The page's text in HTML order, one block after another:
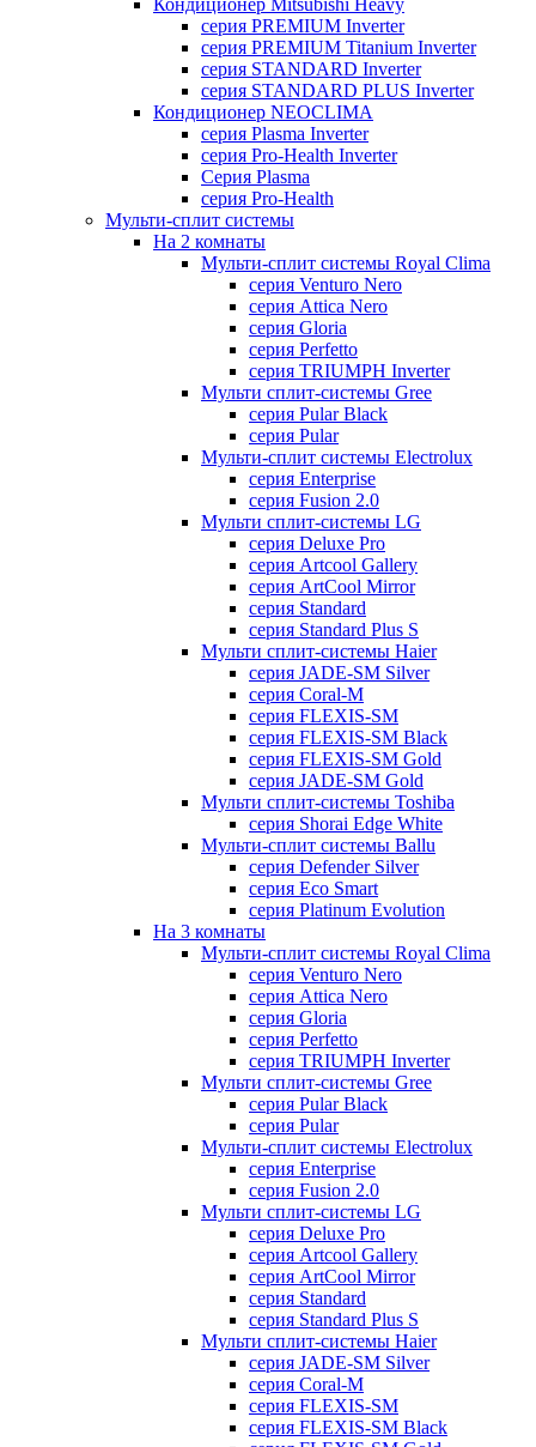
Кондиционер Mitsubishi Heavy
серия PREMIUM Inverter
серия PREMIUM Titanium Inverter
серия STANDARD Inverter
серия STANDARD PLUS Inverter
Кондиционер NEOCLIMA
серия Plasma Inverter
серия Pro-Health Inverter
Cерия Plasma
серия Pro-Health
Мульти-сплит системы
На 2 комнаты
Мульти-сплит системы Royal Clima
серия Venturo Nero
серия Attica Nero
серия Gloria
серия Perfetto
серия TRIUMPH Inverter
Мульти сплит-системы Gree
серия Pular Black
серия Pular
Мульти-сплит системы Electrolux
серия Enterprise
серия Fusion 2.0
Мульти сплит-системы LG
серия Deluxe Pro
серия Artcool Gallery
серия ArtCool Mirror
серия Standard
серия Standard Plus S
Мульти сплит-системы Haier
серия JADE-SM Silver
серия Coral-M
серия FLEXIS-SM
серия FLEXIS-SM Black
серия FLEXIS-SM Gold
серия JADE-SM Gold
Мульти сплит-системы Toshiba
серия Shorai Edge White
Мульти-сплит системы Ballu
серия Defender Silver
серия Eco Smart
серия Platinum Evolution
На 3 комнаты
Мульти-сплит системы Royal Clima
серия Venturo Nero
серия Attica Nero
серия Gloria
серия Perfetto
серия TRIUMPH Inverter
Мульти сплит-системы Gree
серия Pular Black
серия Pular
Мульти-сплит системы Electrolux
серия Enterprise
серия Fusion 2.0
Мульти сплит-системы LG
серия Deluxe Pro
серия Artcool Gallery
серия ArtCool Mirror
серия Standard
серия Standard Plus S
Мульти сплит-системы Haier
серия JADE-SM Silver
серия Coral-M
серия FLEXIS-SM
серия FLEXIS-SM Black